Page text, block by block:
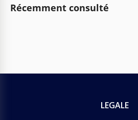
Récemment consulté
LEGALE